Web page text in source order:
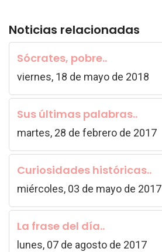
Noticias relacionadas
Sócrates, pobre..
viernes, 18 de mayo de 2018
Sus últimas palabras..
martes, 28 de febrero de 2017
Curiosidades históricas..
miércoles, 03 de mayo de 2017
La frase del día..
lunes, 07 de agosto de 2017